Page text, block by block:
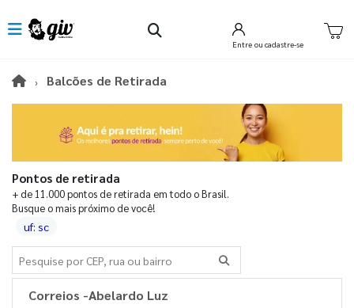
Entre ou cadastre-se
Balcões de Retirada
Pontos de retirada
+ de 11.000 pontos de retirada em todo o Brasil.
Busque o mais próximo de você!
uf: sc
Correios -Abelardo Luz